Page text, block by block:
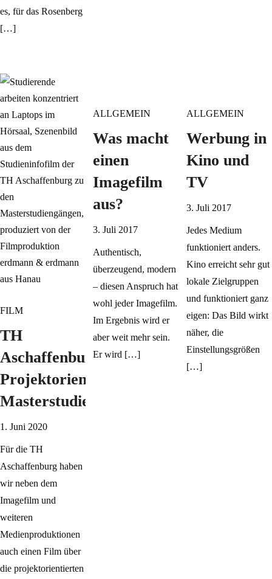
es, für das Rosenberg
[…]
FILM
TH
Aschaffenburg:
Projektorientierte
Masterstudiengänge
1. Juni 2020
Für die TH
Aschaffenburg haben
wir neben dem
Imagefilm und
weiteren
Medienproduktionen
auch einen Film über
die projektorientierten
ALLGEMEIN
Was macht
einen
Imagefilm
aus?
3. Juli 2017
Authentisch,
überzeugend, modern
– diesen Anspruch hat
wohl jeder Imagefilm.
Im Ergebnis wird er
aber weit mehr sein.
Er wird […]
ALLGEMEIN
Werbung in
Kino und
TV
3. Juli 2017
Jedes Medium
funktioniert anders.
Kino erreicht sehr gut
lokale Zielgruppen
und funktioniert ganz
eigen: Das Bild wirkt
näher, die
Einstellungsgrößen
[…]